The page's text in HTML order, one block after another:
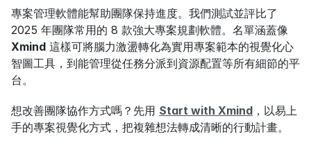
專案管理軟體能幫助團隊保持進度。我們測試並評比了
Xmind 這樣可將腦力激盪轉化為實用專案範本的視覺化心
智圖工具，到能管理從任務分派到資源配置等所有細節的平
台。
想改善團隊協作方式嗎？先用 Start with Xmind ，以易上
手的專案視覺化方式，把複雜想法轉成清晰的行動計畫。